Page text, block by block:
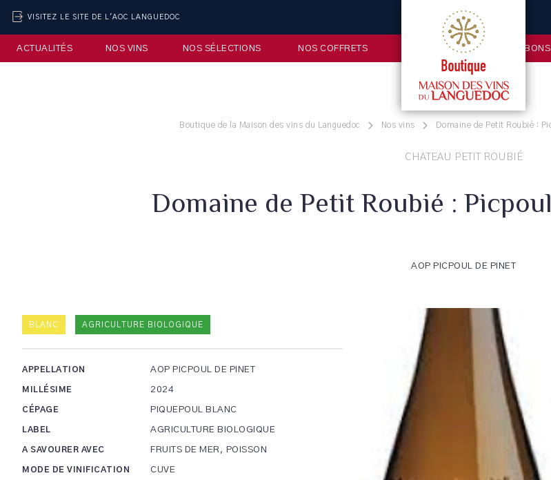
VISITEZ LE SITE DE L'AOC LANGUEDOC
ACTUALITÉS NOS VINS NOS SÉLECTIONS NOS COFFRETS
Boutique de la Maison des vins du Languedoc Nos vins Domaine de Petit Roubié :
CHATEAU PETIT ROUBIÉ
Domaine de Petit Roubié :
AOP PICPOUL DE PINET
BLANC AGRICULTURE BIOLOGIQUE
APPELLATION AOP PICPOUL DE PINET
MILLÉSIME 2024
CÉPAGE PIQUEPOUL BLANC
LABEL AGRICULTURE BIOLOGIQUE
A SAVOURER AVEC FRUITS DE MER, POISSON
MODE DE VINIFICATION CUVE